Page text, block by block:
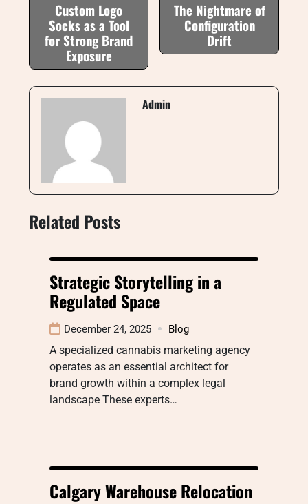
Custom Logo
Socks as a Tool
for Strong Brand
Exposure
The Nightmare of
Configuration
Drift
Admin
Related Posts
Strategic Storytelling in a
Regulated Space
December 24, 2025 Blog
A specialized cannabis marketing agency
operates as an essential architect for
brand growth within a complex legal
landscape These experts…
Calgary Warehouse Relocation